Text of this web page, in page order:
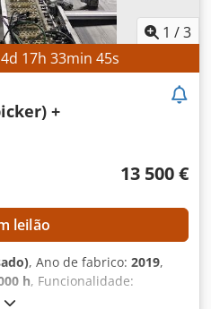
1 /3
4d 17h 33min 43s
+
13 500 €
leilão
, Ano de fabrico: 2019,
h, Funcionalidade:
de carga: